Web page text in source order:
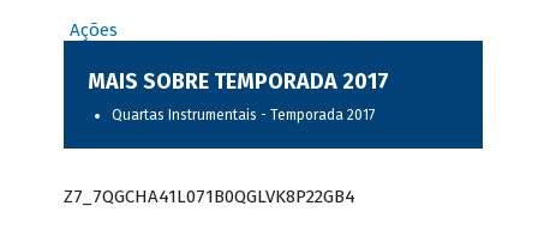
Ações
MAIS SOBRE TEMPORADA 2017
Quartas Instrumentais - Temporada 2017
Z7_7QGCHA41L071B0QGLVK8P22GB4